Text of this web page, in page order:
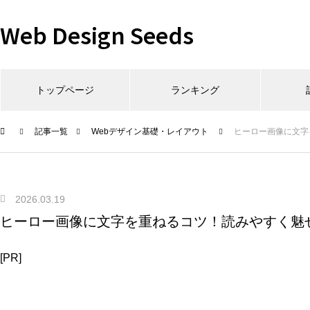
Web Design Seeds
トップページ ランキング
記事一覧 Webデザイン基礎・レイアウト ヒーロー画像に文
2026.03.19
ヒーロー画像に文字を重ねるコツ！読みやすく
[PR]